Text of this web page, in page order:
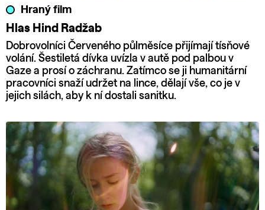
Hraný film
Hlas Hind Radžab
Dobrovolníci Červeného půlměsíce přijímají tísňové
volání. Šestiletá dívka uvízla v autě pod palbou v
Gaze a prosí o záchranu. Zatímco se ji humanitární
pracovníci snaží udržet na lince, dělají vše, co je v
jejich silách, aby k ní dostali sanitku.